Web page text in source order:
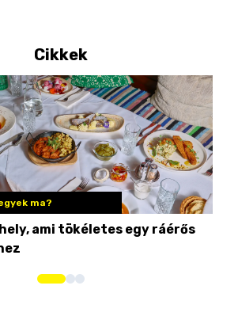
Cikkek
ma?
ami tökéletes egy ráérős